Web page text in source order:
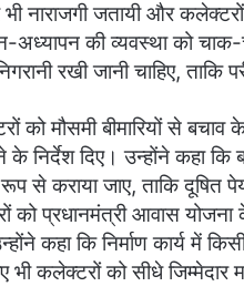
नाराजगी जतायी और
की व्यवस्था को चाक-
रखी जानी चाहिए, ताकि
मौसमी बीमारियों से बचाव
के निर्देश दिए। उन्होंने कहा
से कराया जाए, ताकि दूषित
प्रधानमंत्री आवास योजना
कहा कि निर्माण कार्य में
कलेक्टरों को सीधे जिम्मेदार